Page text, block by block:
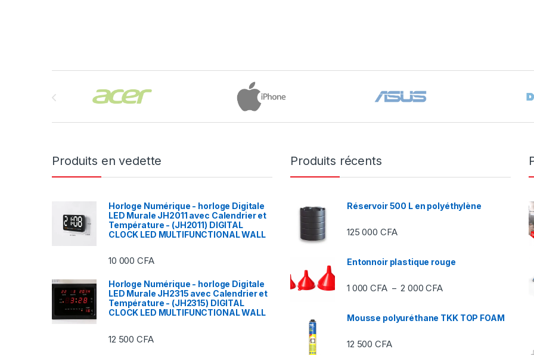
Produits en vedette
Horloge Numérique - horloge Digitale
LED Murale JH2011 avec Calendrier et
Température - (JH2011) DIGITAL
CLOCK LED MULTIFUNCTIONAL WALL
10 000CFA
Horloge Numérique - horloge Digitale
LED Murale JH2315 avec Calendrier et
Température - (JH2315) DIGITAL
CLOCK LED MULTIFUNCTIONAL WALL
12 500CFA
Produits récents
Réservoir 500 L en polyéthylène
125 000 CFA
Entonnoir plastique rouge
1 000CFA – 2 000CFAPlage de prix : 1 000
Mousse polyuréthane TKK TOP FOAM
12 500CFA